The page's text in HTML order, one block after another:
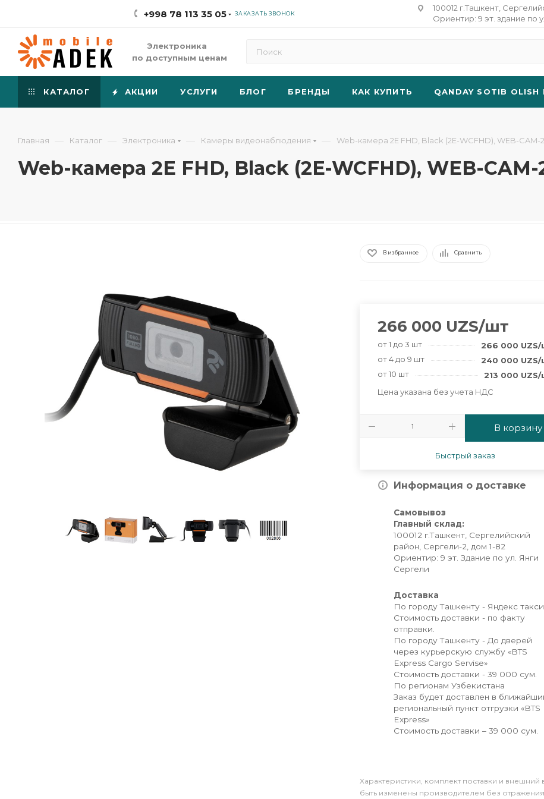
+998 78 113 35 05 ЗАКАЗАТЬ ЗВОНОК
100012 г.Ташкент,
Ориентир: 9 эт. здание по
Электроника
по доступным ценам
КАТАЛОГ АКЦИИ УСЛУГИ БЛОГ БРЕНДЫ КАК КУПИТЬ QANDAY SOTIB OLISH
Главная — Каталог — Электроника — Камеры видеонаблюдения — Web-камера 2E FHD, Black (2E-WCFHD), WEB-CAM-
Web-камера 2E FHD, Black (2E-WCFHD), WEB-CAM-
В избранное Сравнить
266 000 UZS/шт
от 1 до 3 шт 266 000 UZS/
от 4 до 9 шт
240 000 UZS/
от 10 шт
213 000 UZS/
Цена указана без учета НДС
В корзину
Быстрый заказ
Информация о доставке
Самовывоз
Главный склад:
100012 г.Ташкент, Сергелийский
район, Сергели-2, дом 1-82
Ориентир: 9 эт. Здание по ул. Янги
Сергели
Доставка
По городу Ташкенту - Яндекс такси.
Стоимость доставки - по факту
отправки.
По городу Ташкенту - До дверей
через курьерскую службу «BTS
Express Cargo Servise»
Стоимость доставки - 39 000 сум.
По регионам Узбекистана
Заказ будет доставлен в
региональный пункт отгрузки «BTS
Express»
Стоимость доставки – 39 000 сум.
Xарактеристики, комплект поставки и внешний
быть изменены производителем без отражения